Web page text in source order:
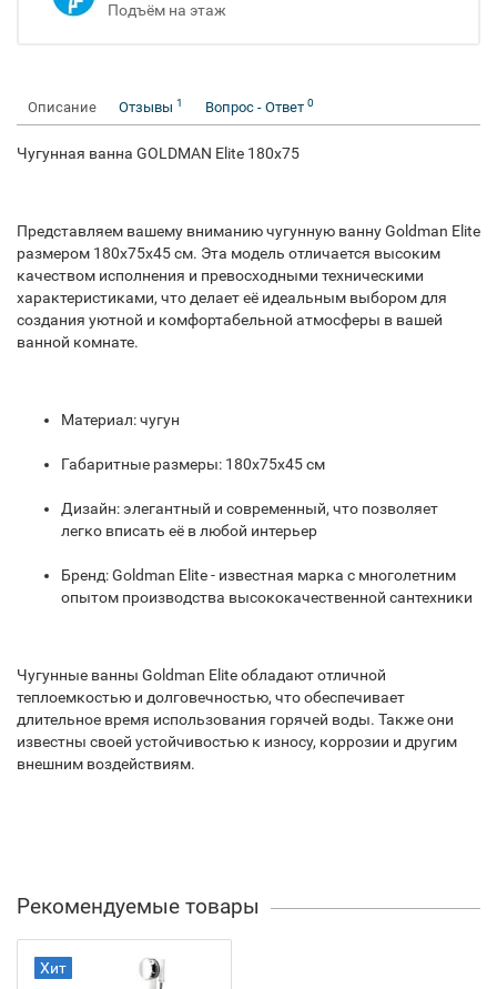
Подъём на этаж
Описание Отзывы 1 Вопрос - Ответ 0
Чугунная ванна GOLDMAN Elite 180x75
Представляем вашему вниманию чугунную ванну Goldman Elite
размером 180x75x45 см. Эта модель отличается высоким
качеством исполнения и превосходными техническими
характеристиками, что делает её идеальным выбором для
создания уютной и комфортабельной атмосферы в вашей
ванной комнате.
Материал: чугун
Габаритные размеры: 180x75x45 см
Дизайн: элегантный и современный, что позволяет
легко вписать её в любой интерьер
Бренд: Goldman Elite - известная марка с многолетним
опытом производства высококачественной сантехники
Чугунные ванны Goldman Elite обладают отличной
теплоемкостью и долговечностью, что обеспечивает
длительное время использования горячей воды. Также они
известны своей устойчивостью к износу, коррозии и другим
внешним воздействиям.
Рекомендуемые товары
Хит